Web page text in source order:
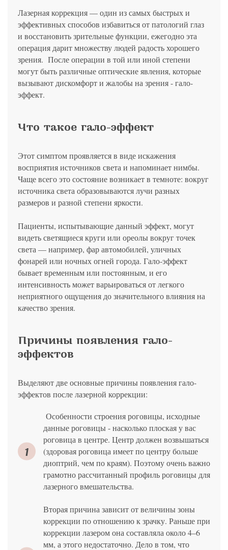
Лазерная коррекция — один из самых быстрых и
эффективных способов избавиться от патологий глаз
и восстановить зрительные функции, ежегодно эта
операция дарит множеству людей радость хорошего
зрения. После операции в той или иной степени
могут быть различные оптические явления, которые
вызывают дискомфорт и жалобы на зрения - гало-
эффект.
Что такое гало-эффект
Этот симптом проявляется в виде искажения
восприятия источников света и напоминает нимбы.
Чаще всего это состояние возникает в темноте: вокруг
источника света образовываются лучи разных
размеров и разной степени яркости.
Пациенты, испытывающие данный эффект, могут
видеть светящиеся круги или ореолы вокруг точек
света — например, фар автомобилей, уличных
фонарей или ночных огней города. Гало-эффект
бывает временным или постоянным, и его
интенсивность может варьироваться от легкого
неприятного ощущения до значительного влияния на
качество зрения.
Причины появления гало-
эффектов
Выделяют две основные причины появления гало-
эффектов после лазерной коррекции:
Особенности строения роговицы, исходные
данные роговицы - насколько плоская у вас
роговица в центре. Центр должен возвышаться
(здоровая роговица имеет по центру больше
диоптрий, чем по краям). Поэтому очень важно
грамотно рассчитанный профиль роговицы для
лазерного вмешательства.
Вторая причина зависит от величины зоны
коррекции по отношению к зрачку. Раньше при
коррекции лазером она составляла около 4–6
мм, а этого недостаточно. Дело в том, что
Яндекс Google 2GIS Zoon
Yell ПроДокторов
Я соглашаюсь на получение рассылки в соответствии с ФЗ от
13.03.2006 №38-ФЗ на условиях и для целей, определенных
политикой конфиденциальности
Записаться
+7 991 098-78-29
политикой конфиденциальности
Записаться
13.03.2006 №38-ФЗ на условиях и для целей, определенных
политикой конфиденциальности
Отправить
Нажимая на кнопку «Отправить», вы даете согласие
на обработку персональных данных
Я соглашаюсь на получение рассылки в соответствии с ФЗ от
13.03.2006 №38-ФЗ на условиях и для целей, определенных
политикой конфиденциальности
Отправить